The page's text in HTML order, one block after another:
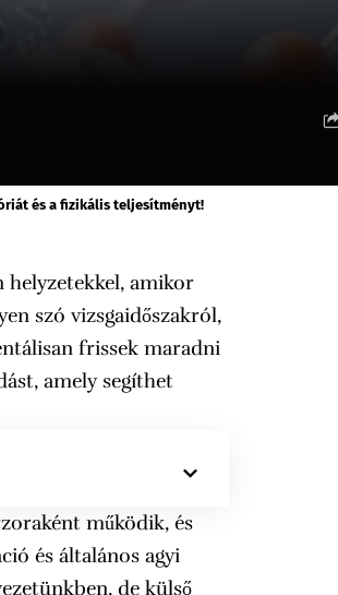
és a fizikális teljesítményt!
helyzetekkel, amikor
szó vizsgaidőszakról,
frissek maradni
amely segíthet
működik, és
és általános agyi
de külső